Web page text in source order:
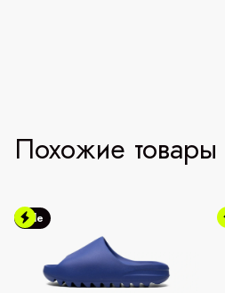
Похожие товары
Sale